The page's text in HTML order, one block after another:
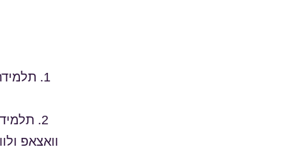
1.
2.
וואצאפ